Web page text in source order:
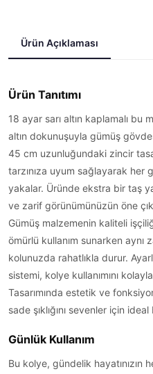
Ürün Açıklaması
Ürün Tanıtımı
18 ayar sarı altın kaplamalı bu
altın dokunuşuyla gümüş
45 cm uzunluğundaki zincir
tarzınıza uyum sağlayarak her
yakalar. Üründe ekstra bir taş
ve zarif görünümünüzün öne
Gümüş malzemenin kaliteli
ömürlü kullanım sunarken aynı
kolunuzda rahatlıkla durur.
sistemi, kolye kullanımını
Tasarımında estetik ve
sade şıklığını sevenler için
Günlük Kullanım
Bu kolye, gündelik hayatınızın